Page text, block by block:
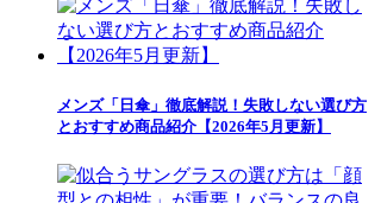
メンズ「日傘」徹底解説！失敗しない選び方
とおすすめ商品紹介【2026年5月更新】